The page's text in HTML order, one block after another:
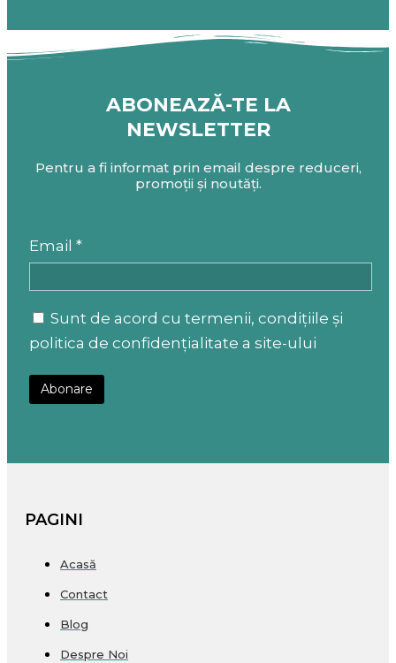
ABONEAZĂ-TE LA
NEWSLETTER
Pentru a fi informat prin email despre reduceri,
promoții și noutăți.
Email *
Sunt de acord cu termenii, condițiile și
politica de confidențialitate a site-ului
PAGINI
Acasă
Contact
Blog
Despre Noi